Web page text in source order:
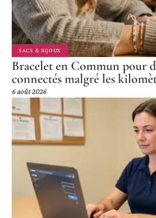
SACS & BIJOUX
Bracelet en Commun pour
connectés malgré les
6 août 2026